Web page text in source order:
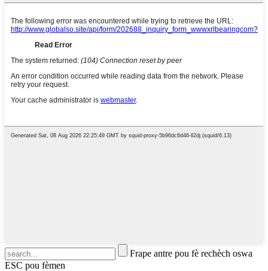
Frape antre pou fè rechèch oswa
ESC pou fèmen